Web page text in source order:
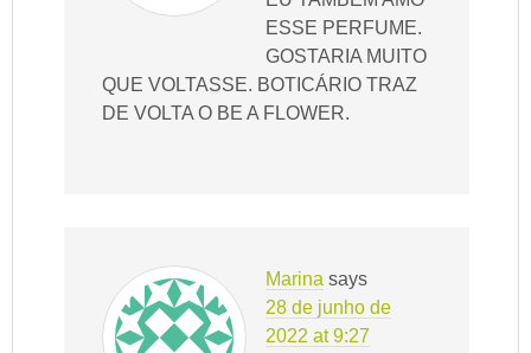
ESSE PERFUME.
GOSTARIA MUITO
QUE VOLTASSE. BOTICÁRIO TRAZ
DE VOLTA O BE A FLOWER.
Marina says
28 de junho de
2022 at 9:27